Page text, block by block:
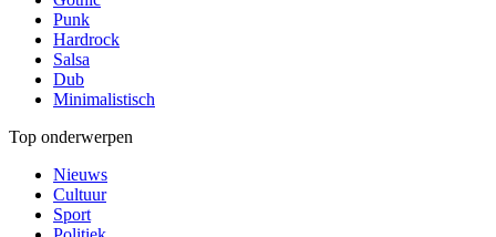
Punk
Hardrock
Salsa
Dub
Minimalistisch
Top onderwerpen
Nieuws
Cultuur
Sport